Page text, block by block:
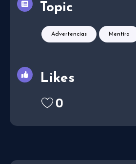
Topic
Advertencias Mentira
Likes
0